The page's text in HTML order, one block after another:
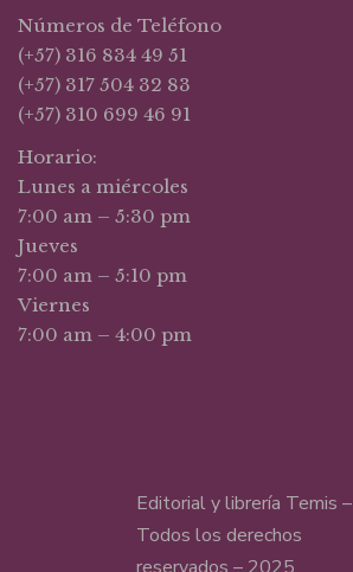
Números de Teléfono
(+57) 316 834 49 51
(+57) 317 504 32 83
(+57) 310 699 46 91
Horario:
Lunes a miércoles
7:00 am – 5:30 pm
Jueves
7:00 am – 5:10 pm
Viernes
7:00 am – 4:00 pm
Editorial y librería Temis –
Todos los derechos